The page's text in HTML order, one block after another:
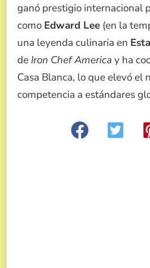
ganó prestigio internacional
como Edward Lee (en la
una leyenda culinaria en
de Iron Chef America y ha
Casa Blanca, lo que elevó el
competencia a estándares